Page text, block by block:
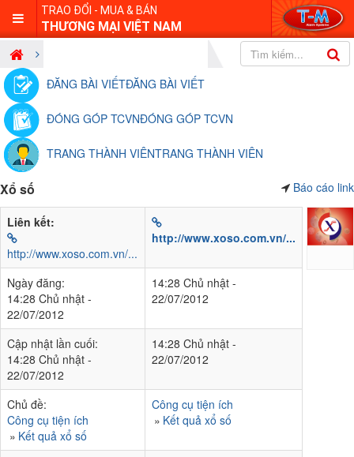
TRAO ĐỔI - MUA & BÁN
THƯƠNG MẠI VIỆT NAM
Công cụ tiện ích Kết quả xổ số
ĐĂNG BÀI VIẾTĐĂNG BÀI VIẾT
ĐÓNG GÓP TCVNĐÓNG GÓP TCVN
TRANG THÀNH VIÊNTRANG THÀNH VIÊN
Báo cáo link
Xổ số
Liên kết:
http://www.xoso.com.vn/...
http://www.xoso.com.vn/...
Ngày đăng:
14:28 Chủ nhật -
22/07/2012
14:28 Chủ nhật -
22/07/2012
Cập nhật lần cuối:
14:28 Chủ nhật -
22/07/2012
14:28 Chủ nhật -
22/07/2012
Chủ đề:
Công cụ tiện ích
Kết quả xổ số
Công cụ tiện ích
Kết quả xổ số